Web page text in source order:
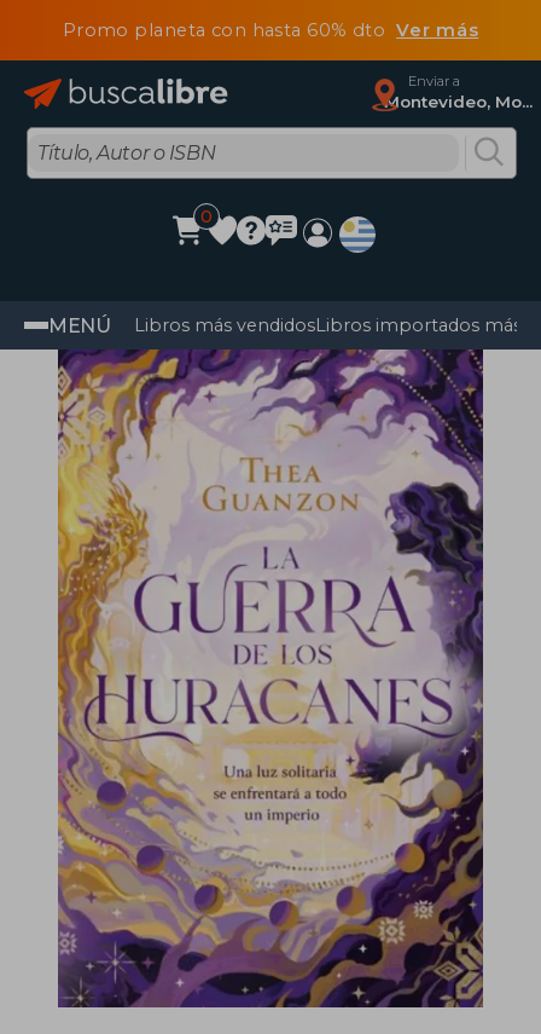
Promo planeta con hasta 60% dtoVer más
Enviar a
Montevideo, Montevideo
0
MENÚ Libros más vendidosLibros importados más